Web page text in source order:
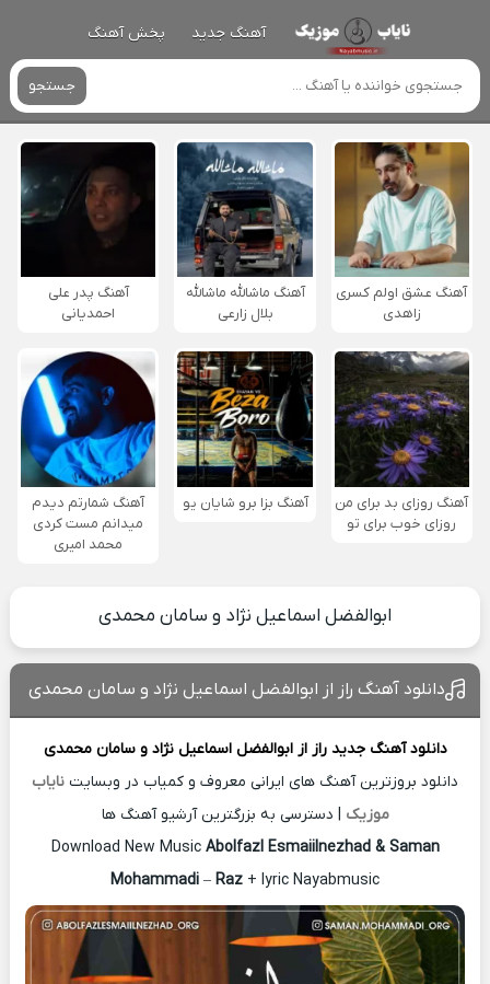
آهنگ جدید پخش آهنگ
جستجو
آهنگ عشق اولم کسری
زاهدی
آهنگ ماشالله ماشالله
بلال زارعی
آهنگ پدر علی
احمدیانی
آهنگ روزای بد برای من
روزای خوب برای تو
آهنگ بزا برو شایان یو
آهنگ شمارتم دیدم
میدانم مست کردی
محمد امیری
ابوالفضل اسماعیل نژاد و سامان محمدی
دانلود آهنگ راز از ابوالفضل اسماعیل نژاد و سامان محمدی
دانلود آهنگ جدید راز ازابوالفضل اسماعیل نژاد و سامان محمدی
دانلود بروزترین آهنگ های ایرانی معروف و کمیاب در وبسایت نایاب
موزیک | دسترسی به بزرگترین آرشیو آهنگ ها
Download New Music Abolfazl Esmaiilnezhad & Saman
Mohammadi – Raz + lyric Nayabmusic